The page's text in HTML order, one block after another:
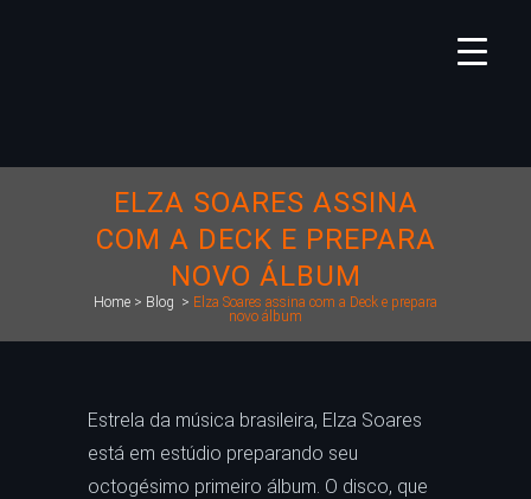
ELZA SOARES ASSINA
COM A DECK E PREPARA
NOVO ÁLBUM
Home > Blog > Elza Soares assina com a Deck e prepara
novo álbum
Estrela da música brasileira, Elza Soares
está em estúdio preparando seu
octogésimo primeiro álbum. O disco, que